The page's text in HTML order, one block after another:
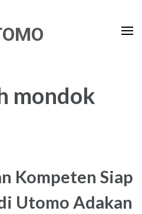
mondok
Kompeten Siap
Utomo Adakan